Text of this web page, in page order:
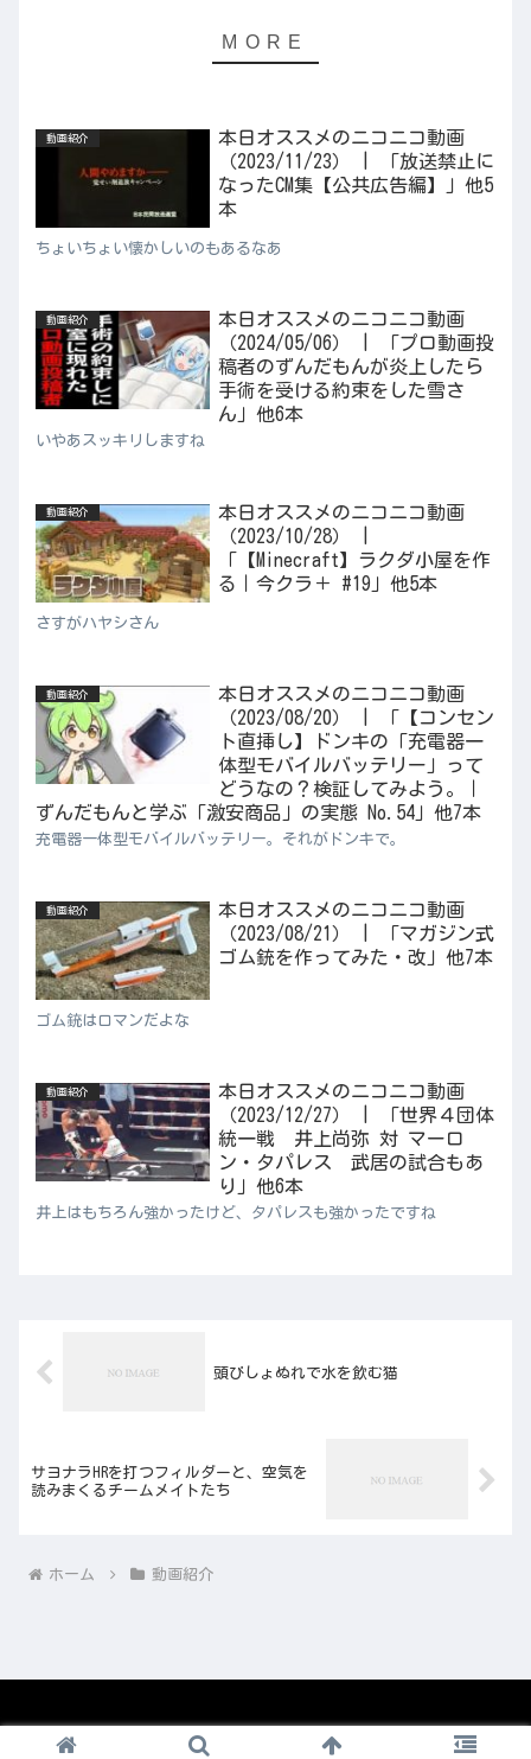
動画紹介
本日オススメのニコニコ動画
（2023/11/23） | 「放送禁止に
なったCM集【公共広告編】」他5
本
ちょいちょい懐かしいのもあるなあ
動画紹介
本日オススメのニコニコ動画
（2024/05/06） | 「プロ動画投
稿者のずんだもんが炎上したら
手術を受ける約束をした雪さ
ん」他6本
いやあスッキリしますね
動画紹介
本日オススメのニコニコ動画
（2023/10/28） |
「【Minecraft】ラクダ小屋を作
る｜今クラ＋ #19」他5本
さすがハヤシさん
動画紹介
本日オススメのニコニコ動画
（2023/08/20） | 「【コンセン
ト直挿し】ドンキの「充電器一
体型モバイルバッテリー」って
どうなの？検証してみよう。｜
ずんだもんと学ぶ「激安商品」の実態 No.54」他7本
充電器一体型モバイルバッテリー。それがドンキで。
動画紹介
本日オススメのニコニコ動画
（2023/08/21） | 「マガジン式
ゴム銃を作ってみた・改」他7本
ゴム銃はロマンだよな
動画紹介
本日オススメのニコニコ動画
（2023/12/27） | 「世界４団体
統一戦 井上尚弥 対 マーロ
ン・タパレス 武居の試合もあ
り」他6本
井上はもちろん強かったけど、タパレスも強かったですね
頭びしょぬれで水を飲む猫
サヨナラHRを打つフィルダーと、空気を
読みまくるチームメイトたち
ホーム 動画紹介
© 2008-2026 1nico.